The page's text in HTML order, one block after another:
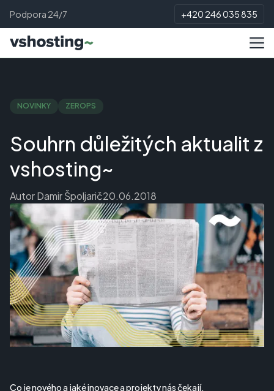
Podpora 24/7 +420 246 035 835
NOVINKY ZEROPS
Souhrn důležitých aktualit z
vshosting~
AutorDamir Špoljarič20.06.2018
Co je nového a jaké inovace a projekty nás čekají.